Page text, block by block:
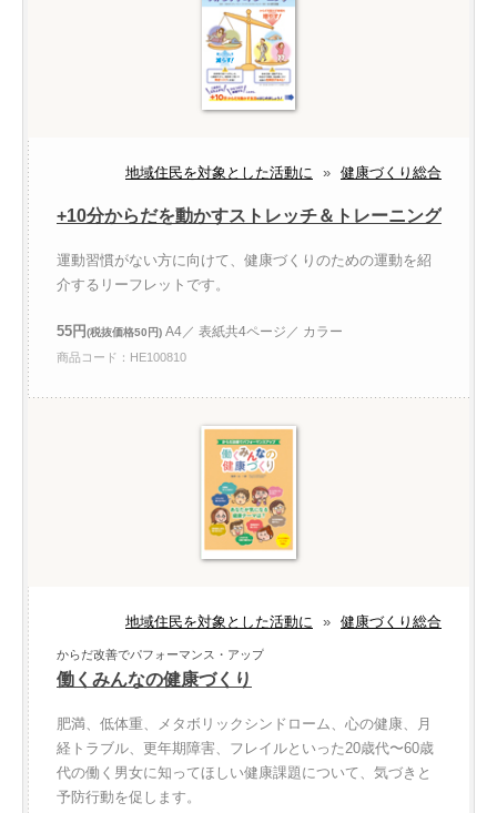
地域住民を対象とした活動に » 健康づくり総合
+10分からだを動かすストレッチ＆トレーニング
運動習慣がない方に向けて、健康づくりのための運動を紹
介するリーフレットです。
55円(税抜価格50円) A4／ 表紙共4ページ／ カラー
商品コード：HE100810
地域住民を対象とした活動に » 健康づくり総合
からだ改善でパフォーマンス・アップ
働くみんなの健康づくり
肥満、低体重、メタボリックシンドローム、心の健康、月
経トラブル、更年期障害、フレイルといった20歳代〜60歳
代の働く男女に知ってほしい健康課題について、気づきと
予防行動を促します。